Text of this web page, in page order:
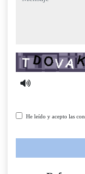
Captcha
He leído y acepto las